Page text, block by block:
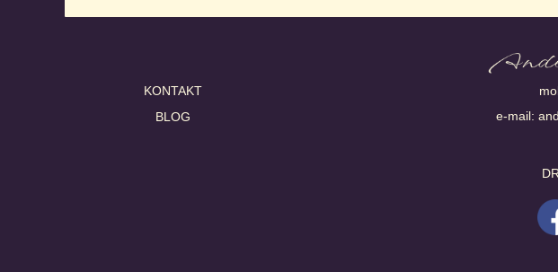
KONTAKT
BLOG
e-mail: